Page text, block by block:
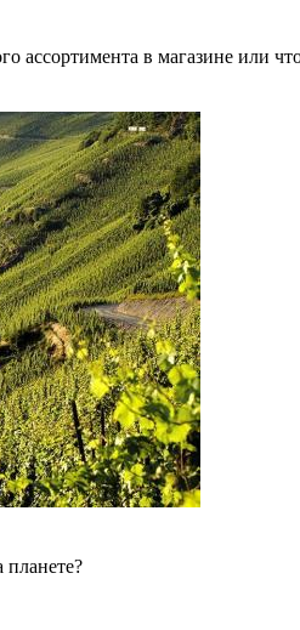
ассортимента в магазине или